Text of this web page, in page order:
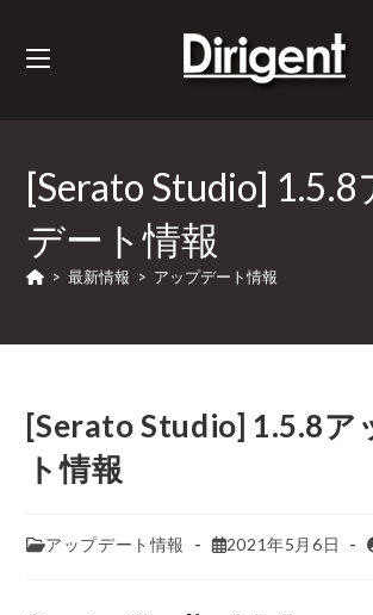
[Serato Studio]
デート情報
> 最新情報 > アップデート情報
[Serato Studio] 1.5.8ア
ト情報
アップデート情報 2021年5月6日